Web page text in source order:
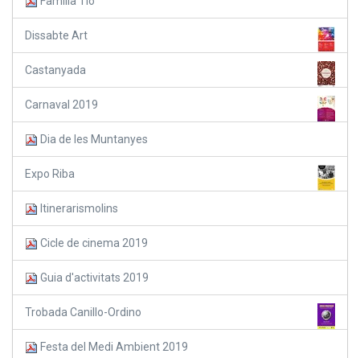
Dissabte Art
Castanyada
Carnaval 2019
Dia de les Muntanyes
Expo Riba
Itinerarismolins
Cicle de cinema 2019
Guia d'activitats 2019
Trobada Canillo-Ordino
Festa del Medi Ambient 2019